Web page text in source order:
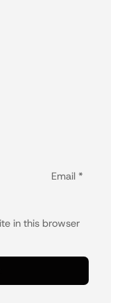
Email *
in this browser